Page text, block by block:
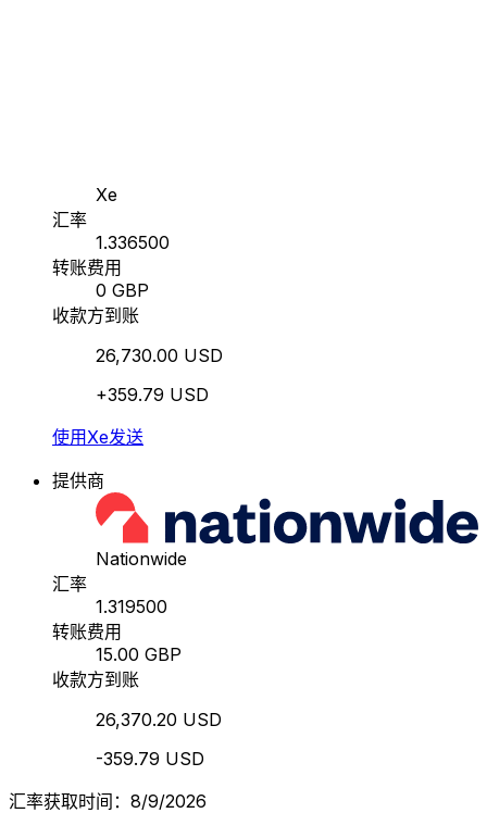
Xe
汇率
1.336500
转账费用
0 GBP
收款方到账
26,730.00 USD
+359.79 USD
使用Xe发送
提供商
Nationwide
汇率
1.319500
转账费用
15.00 GBP
收款方到账
26,370.20 USD
-359.79 USD
汇率获取时间：8/9/2026